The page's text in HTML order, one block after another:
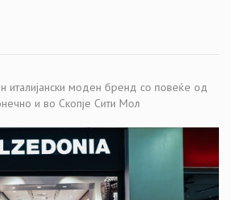
италијански моден бренд со повеќе од
и во Скопје Сити Мол